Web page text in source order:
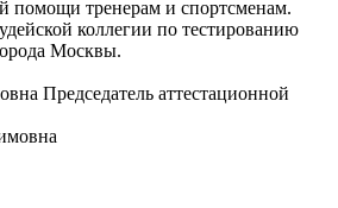
помощи тренерам и спортсменам.
коллегии по тестированию
Москвы.
Председатель аттестационной